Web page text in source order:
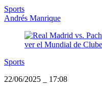
Sports
Andrés Manrique
Sports
22/06/2025
17:08